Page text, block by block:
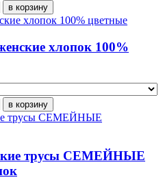
хлопок 100%
трусы СЕМЕЙНЫЕ